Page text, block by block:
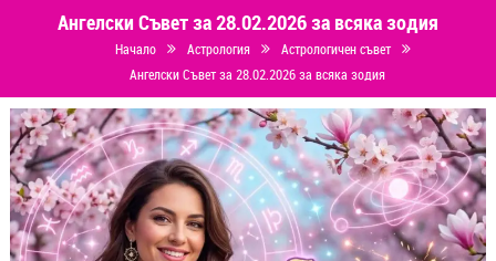
Ангелски Съвет за 28.02.2026 за всяка зодия
Начало Астрология
Астрологичен съвет
Ангелски Съвет за 28.02.2026 за всяка зодия